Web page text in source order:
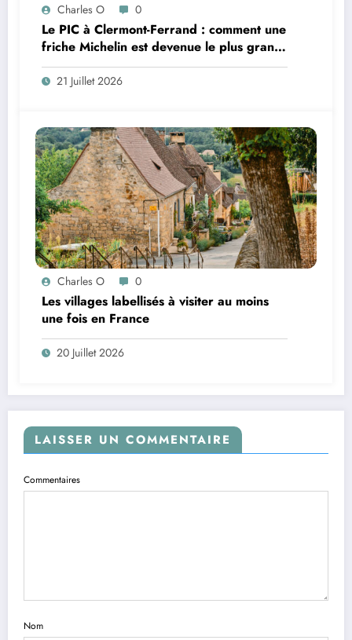
Charles O 0
Le PIC à Clermont-Ferrand : comment une
friche Michelin est devenue le plus grand
coworking de France ?
21 Juillet 2026
Charles O 0
Les villages labellisés à visiter au moins
une fois en France
20 Juillet 2026
LAISSER UN COMMENTAIRE
Commentaires
Nom